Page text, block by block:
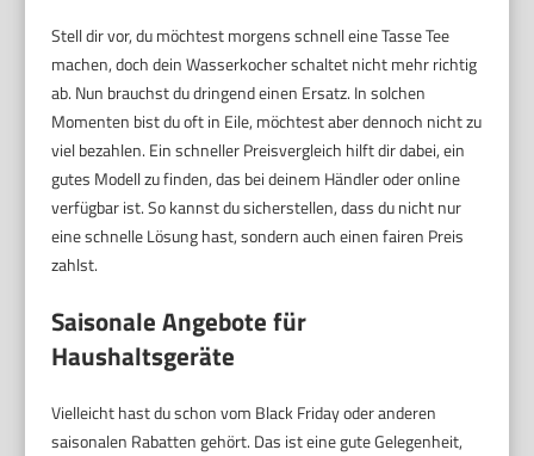
Stell dir vor, du möchtest morgens schnell eine Tasse Tee
machen, doch dein Wasserkocher schaltet nicht mehr richtig
ab. Nun brauchst du dringend einen Ersatz. In solchen
Momenten bist du oft in Eile, möchtest aber dennoch nicht zu
viel bezahlen. Ein schneller Preisvergleich hilft dir dabei, ein
gutes Modell zu finden, das bei deinem Händler oder online
verfügbar ist. So kannst du sicherstellen, dass du nicht nur
eine schnelle Lösung hast, sondern auch einen fairen Preis
zahlst.
Saisonale Angebote für
Haushaltsgeräte
Vielleicht hast du schon vom Black Friday oder anderen
saisonalen Rabatten gehört. Das ist eine gute Gelegenheit,